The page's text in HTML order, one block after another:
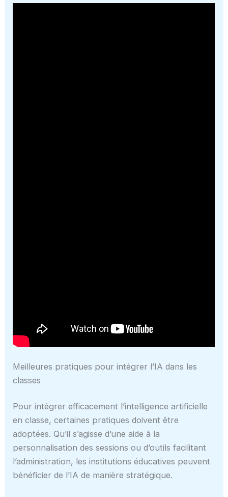
Meilleures pratiques pour intégrer l’IA dans les
classes
Pour intégrer efficacement l’intelligence artificielle
en classe, certaines pratiques doivent être
adoptées. Qu’il s’agisse d’une aide à la
personnalisation des sessions ou d’outils facilitant
l’administration, les institutions éducatives peuvent
bénéficier de l’IA de manière stratégique.